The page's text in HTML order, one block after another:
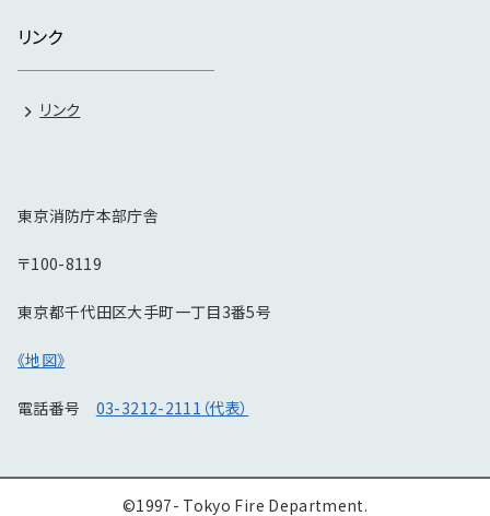
リンク
リンク
東京消防庁本部庁舎
〒100-8119
東京都千代田区大手町一丁目3番5号
《地図》
電話番号 03-3212-2111（代表）
©1997- Tokyo Fire Department.